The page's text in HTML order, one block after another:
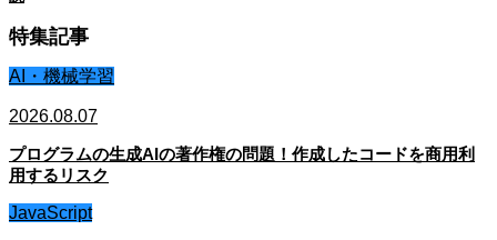
特集記事
AI・機械学習
2026.08.07
プログラムの生成AIの著作権の問題！作成したコードを商用利
用するリスク
JavaScript